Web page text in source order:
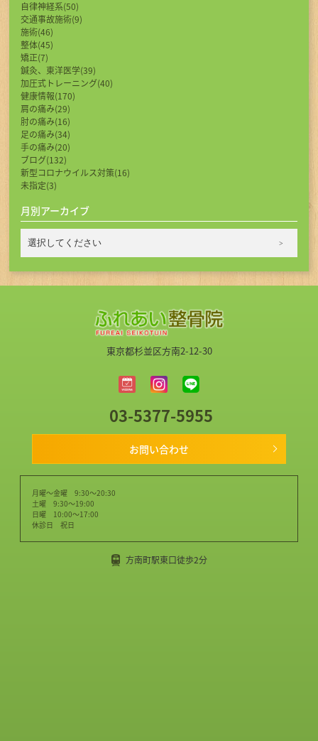
自律神経系(50)
交通事故施術(9)
施術(46)
整体(45)
矯正(7)
鍼灸、東洋医学(39)
加圧式トレーニング(40)
健康情報(170)
肩の痛み(29)
肘の痛み(16)
足の痛み(34)
手の痛み(20)
ブログ(132)
新型コロナウイルス対策(16)
未指定(3)
月別アーカイブ
東京都杉並区方南2-12-30
03-5377-5955
お問い合わせ
月曜～金曜 9:30～20:30
土曜 9:30～19:00
日曜 10:00～17:00
休診日 祝日
方南町駅東口徒歩2分